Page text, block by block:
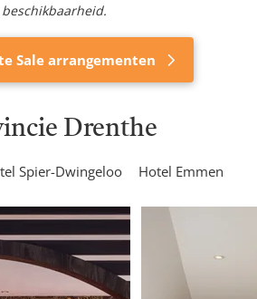
beschikbaarheid.
Sale arrangementen
Drenthe
Spier-Dwingeloo Hotel Emmen